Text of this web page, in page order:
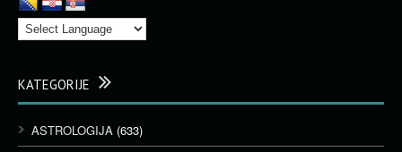
KATEGORIJE
ASTROLOGIJA (633)